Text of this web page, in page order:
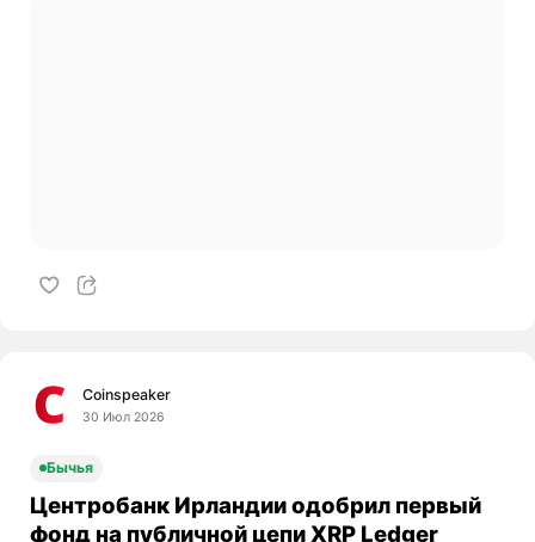
Coinspeaker
30 Июл 2026
Бычья
Центробанк Ирландии одобрил первый
фонд на публичной цепи XRP Ledger